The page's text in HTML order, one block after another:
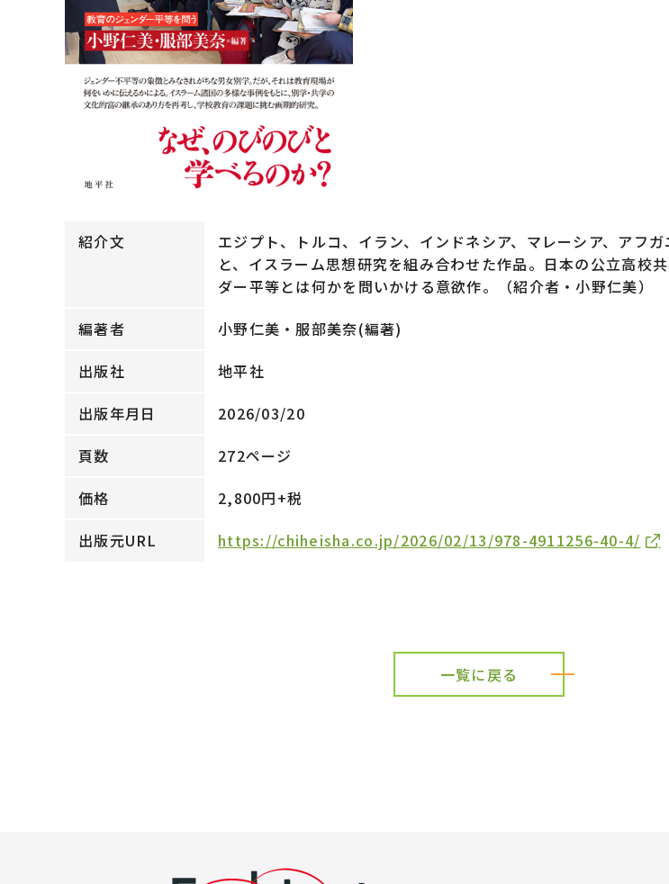
紹介文
エジプト、トルコ、イラン、インドネシア、マレーシア、アフ
と、イスラーム思想研究を組み合わせた作品。日本の公立高校
ダー平等とは何かを問いかける意欲作。（紹介者・小野仁美）
編著者
小野仁美・服部美奈(編著)
出版社
地平社
出版年月日
2026/03/20
頁数
272ページ
価格
2,800円+税
出版元URL
https://chiheisha.co.jp/2026/02/13/978-4911256-40-4/
一覧に戻る